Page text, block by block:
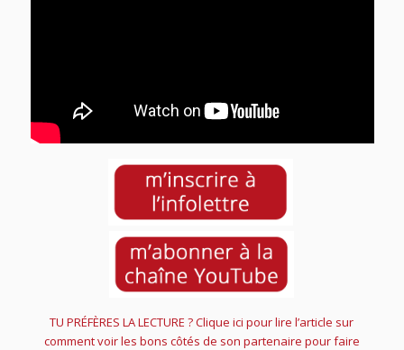
TU PRÉFÈRES LA LECTURE ? Clique ici pour lire l’article sur
comment voir les bons côtés de son partenaire pour faire